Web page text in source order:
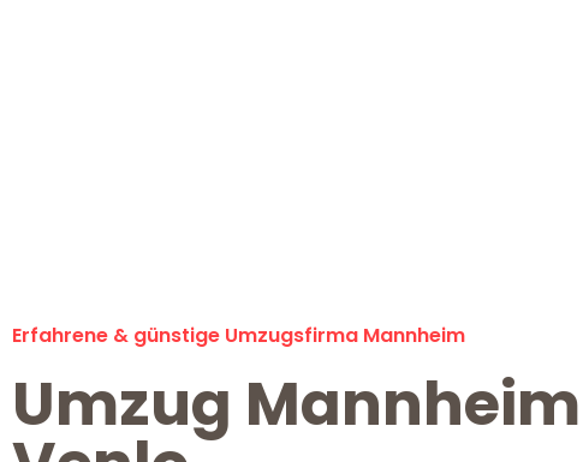
Erfahrene & günstige Umzugsfirma Mannheim
Umzug Mannheim